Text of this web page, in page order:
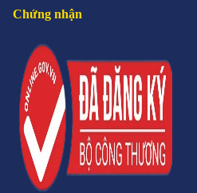
Chứng nhận